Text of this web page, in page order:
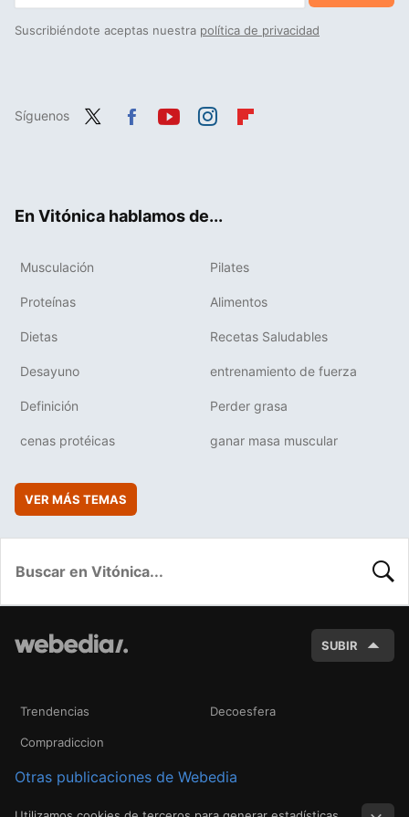
Suscribiéndote aceptas nuestra política de privacidad
Síguenos
En Vitónica hablamos de...
Musculación Pilates
Proteínas Alimentos
Dietas Recetas Saludables
Desayuno entrenamiento de fuerza
Definición Perder grasa
cenas protéicas ganar masa muscular
VER MÁS TEMAS
SUBIR
Trendencias Decoesfera
Compradiccion
Otras publicaciones de Webedia